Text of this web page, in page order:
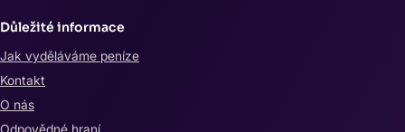
Důležité informace
Jak vyděláváme peníze
Kontakt
O nás